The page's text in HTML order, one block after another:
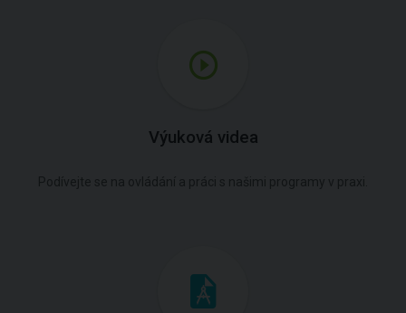
Výuková videa